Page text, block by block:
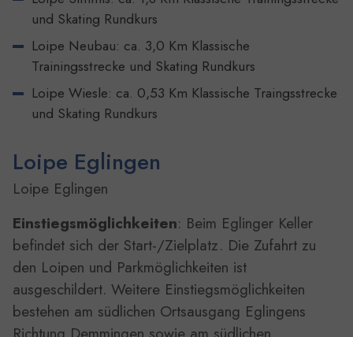
und Skating Rundkurs
Loipe Neubau: ca. 3,0 Km Klassische
Trainingsstrecke und Skating Rundkurs
Loipe Wiesle: ca. 0,53 Km Klassische Traingsstrecke
und Skating Rundkurs
Loipe Eglingen
Loipe Eglingen
Einstiegsmöglichkeiten: Beim Eglinger Keller
befindet sich der Start-/Zielplatz. Die Zufahrt zu
den Loipen und Parkmöglichkeiten ist
ausgeschildert. Weitere Einstiegsmöglichkeiten
bestehen am südlichen Ortsausgang Eglingens